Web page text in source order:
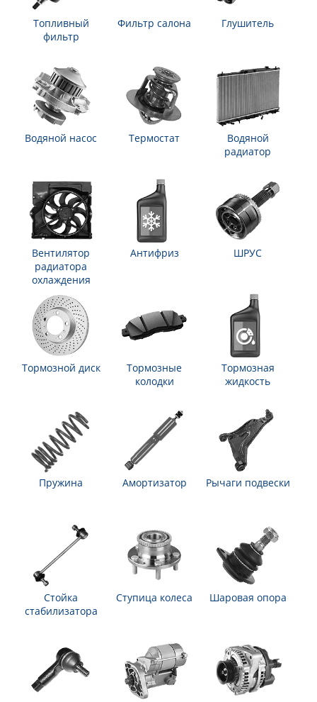
Топливный
фильтр
Фильтр салона Глушитель
Водяной насос Термостат
Водяной
радиатор
Вентилятор
радиатора
охлаждения
Антифриз ШРУС
Тормозной диск
Тормозные
колодки
Тормозная
жидкость
Пружина Амортизатор Рычаги подвески
Стойка
стабилизатора
Ступица колеса Шаровая опора